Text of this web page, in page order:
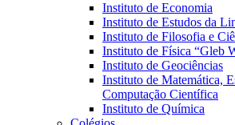
Instituto de Economia
Instituto de Estudos da
Instituto de Filosofia e
Instituto de Física “Gleb
Instituto de Geociências
Instituto de Matemática,
Computação Científica
Instituto de Química